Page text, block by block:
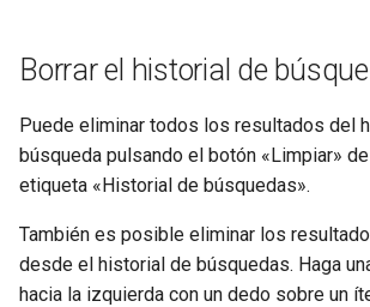
Borrar el historial de
Puede eliminar todos los resultados del
búsqueda pulsando el botón «Limpiar»
etiqueta «Historial de búsquedas».
También es posible eliminar los
desde el historial de búsquedas. Haga
hacia la izquierda con un dedo sobre un